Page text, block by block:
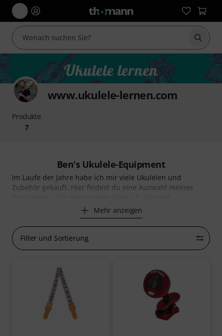
Suche
www.ukulele-lernen.com
Produkte
7
Ben's Ukulele-Equipment
Im Laufe der Jahre habe ich mir viele Ukulelen und
Zubehör gekauft. Hier findest du eine Auswahl meines
Mehr anzeigen
Filter und Sortierung